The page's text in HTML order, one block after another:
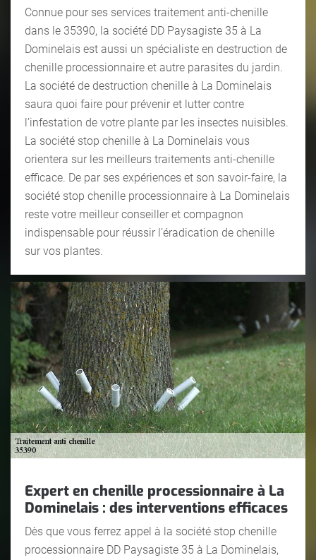
Connue pour ses services traitement anti-chenille
dans le 35390, la société DD Paysagiste 35 à La
Dominelais est aussi un spécialiste en destruction de
chenille processionnaire et autre parasites du jardin.
La société de destruction chenille à La Dominelais
saura quoi faire pour prévenir et lutter contre
l’infestation de votre plante par les insectes nuisibles.
La société stop chenille à La Dominelais vous
orientera sur les meilleurs traitements anti-chenille
efficace. De par ses expériences et son savoir-faire, la
société stop chenille processionnaire à La Dominelais
reste votre meilleur conseiller et compagnon
indispensable pour réussir l’éradication de chenille
sur vos plantes.
Expert en chenille processionnaire à La
Dominelais : des interventions efficaces
Dès que vous ferrez appel à la société stop chenille
processionnaire DD Paysagiste 35 à La Dominelais,